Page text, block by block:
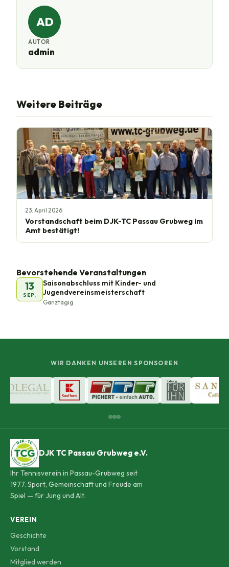
AD
AUTOR
admin
Weitere Beiträge
23. April 2026
Vorstandschaft beim DJK-TC Passau Grubweg im
Amt bestätigt!
Bevorstehende Veranstaltungen
13
SEP.
Saisonabschluss mit Kinder- und
Jugendvereinsmeisterschaft
Ganztägig
WIR DANKEN UNSEREN SPONSOREN
DJK TC Passau Grubweg e.V.
Ihr Tennisverein in Passau-Grubweg seit
1977. Sport, Gemeinschaft und Freude am
Spiel — für Jung und Alt.
VEREIN
Geschichte
Vorstand
Mitglied werden